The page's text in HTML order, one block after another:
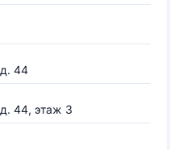
44
д. 44, этаж 3